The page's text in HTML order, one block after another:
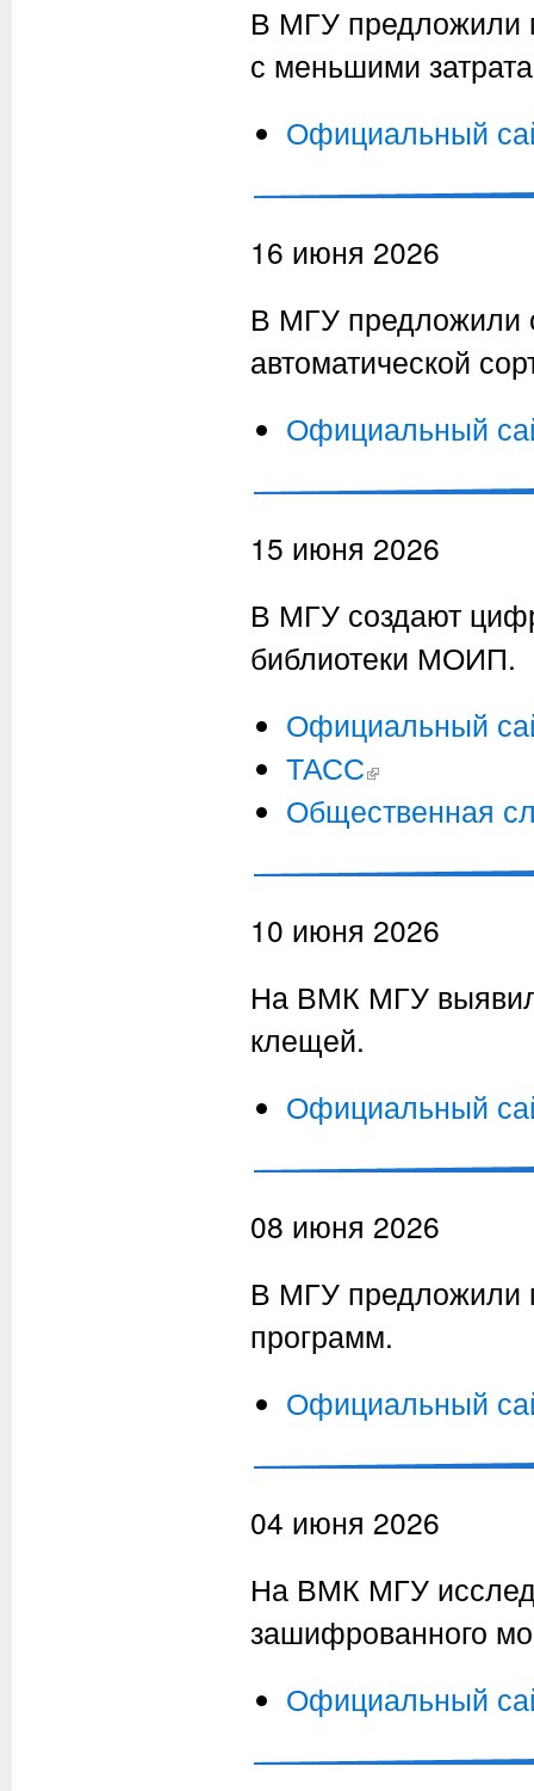
В МГУ предложили
с меньшими
Официальный
16 июня 2026
В МГУ предложили
автоматической
Официальный
15 июня 2026
В МГУ создают
библиотеки МОИП.
Официальный
ТАСС
Общественная
10 июня 2026
На ВМК МГУ
клещей.
Официальный
08 июня 2026
В МГУ предложили
программ.
Официальный
04 июня 2026
На ВМК МГУ
зашифрованного
Официальный